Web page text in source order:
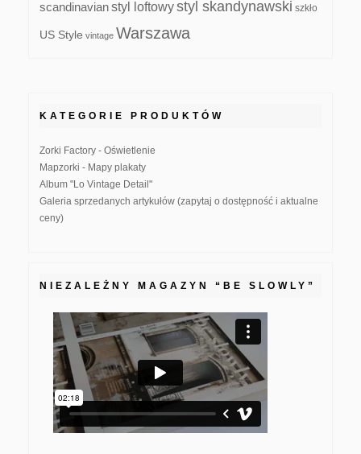
scandinavianstyl loftowystyl skandynawski szkło
US Style vintage Warszawa
KATEGORIE PRODUKTÓW
Zorki Factory - Oświetlenie
Mapzorki - Mapy plakaty
Album "Lo Vintage Detail"
Galeria sprzedanych artykułów (zapytaj o dostępność i aktualne
ceny)
NIEZALEŻNY MAGAZYN “BE SLOWLY”